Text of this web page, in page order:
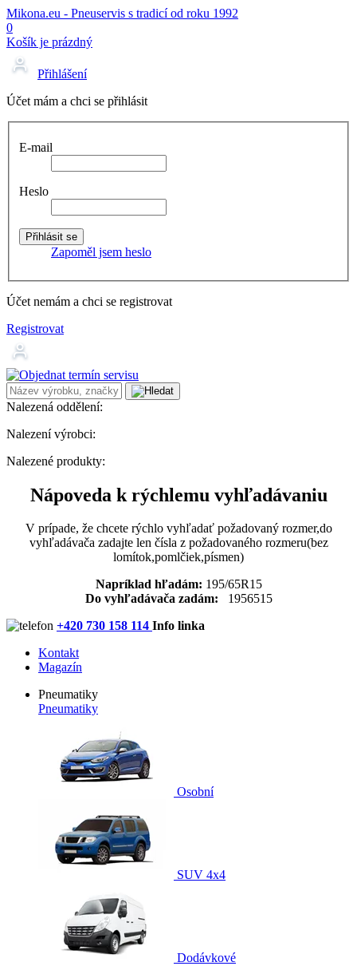
Mikona.eu - Pneuservis s tradicí od roku 1992
0
Košík je prázdný
Přihlášení
Účet mám a chci se přihlásit
E-mail
Heslo
Zapoměl jsem heslo
Účet nemám a chci se registrovat
Registrovat
Nalezená oddělení:
Nalezení výrobci:
Nalezené produkty:
Nápoveda k rýchlemu vyhľadávaniu
V prípade, že chcete rýchlo vyhľadať požadovaný rozmer,do
vyhľadávača zadajte len čísla z požadovaného rozmeru(bez
lomítok,pomlčiek,písmen)
Napríklad hľadám: 195/65R15
Do vyhľadávača zadám: 1956515
+420 730 158 114 Info linka
Kontakt
Magazín
Pneumatiky
Pneumatiky
Osobní
SUV 4x4
Dodávkové